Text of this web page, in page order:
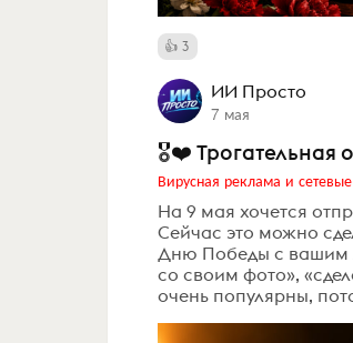
3
ИИ Просто
7 мая
🎖❤️ Трогательная
Вирусная реклама и
На 9 мая хочется
Сейчас это можно
Дню Победы с вашим
со своим фото»,
очень популярны,